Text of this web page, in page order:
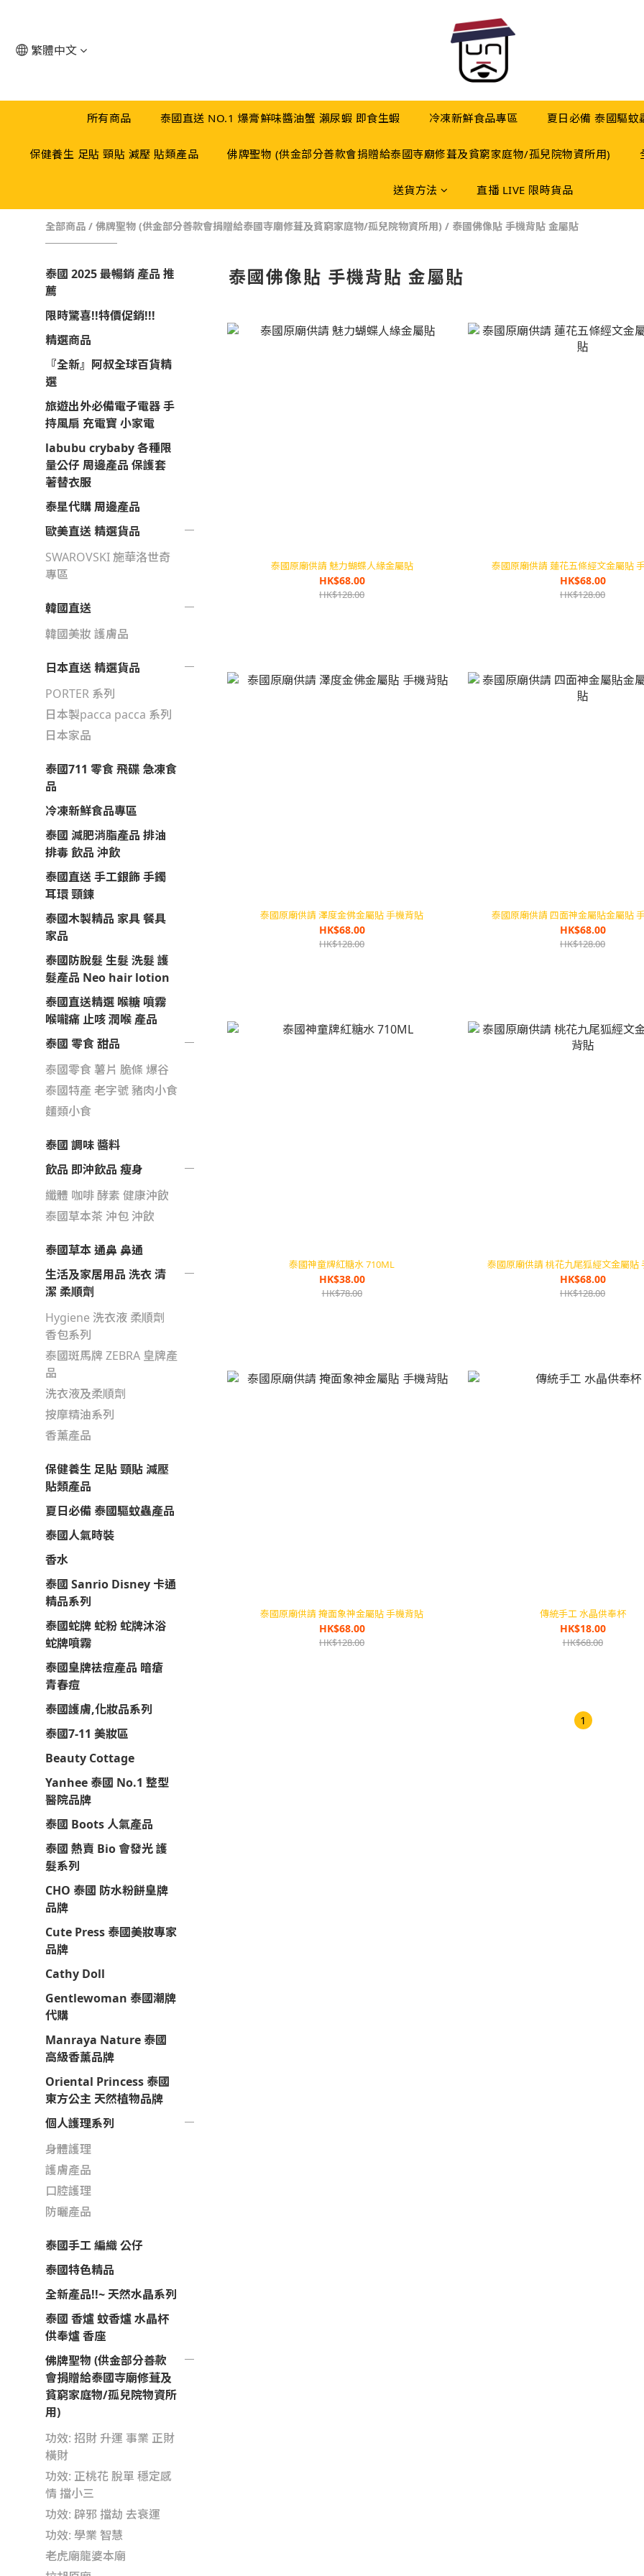
繁體中文
所有商品 泰國直送 NO.1 爆膏鮮味醬油蟹 瀨尿蝦 即食生蝦 冷凍新鮮食品專區 夏日必備 泰國驅蚊
保健養生 足貼 頸貼 減壓 貼類產品 佛牌聖物 (供金部分善款會捐贈給泰國寺廟修葺及貧窮家庭物/孤兒院物資所用)
送貨方法 直播 LIVE 限時貨品
全部商品 / 佛牌聖物 (供金部分善款會捐贈給泰國寺廟修葺及貧窮家庭物/孤兒院物資所用) / 泰國佛像貼 手機背貼 金屬貼
泰國 2025 最暢銷 產品 推
薦
限時驚喜!!特價促銷!!!
精選商品
『全新』阿叔全球百貨精
選
旅遊出外必備電子電器 手
持風扇 充電寶 小家電
labubu crybaby 各種限
量公仔 周邊產品 保護套
著替衣服
泰星代購 周邊產品
歐美直送 精選貨品
SWAROVSKI 施華洛世奇
專區
韓國直送
韓國美妝 護膚品
日本直送 精選貨品
PORTER 系列
日本製pacca pacca 系列
日本家品
泰國711 零食 飛碟 急凍食
品
冷凍新鮮食品專區
泰國 減肥消脂產品 排油
排毒 飲品 沖飲
泰國直送 手工銀飾 手鐲
耳環 頸鍊
泰國木製精品 家具 餐具
家品
泰國防脫髮 生髮 洗髮 護
髮產品 Neo hair lotion
泰國直送精選 喉糖 噴霧
喉嚨痛 止咳 潤喉 產品
泰國 零食 甜品
泰國零食 薯片 脆條 爆谷
泰國特產 老字號 豬肉小食
麵類小食
泰國 調味 醬料
飲品 即沖飲品 瘦身
纖體 咖啡 酵素 健康沖飲
泰國草本茶 沖包 沖飲
泰國草本 通鼻 鼻通
生活及家居用品 洗衣 清
潔 柔順劑
Hygiene 洗衣液 柔順劑
香包系列
泰國斑馬牌 ZEBRA 皇牌產
品
洗衣液及柔順劑
按摩精油系列
香薰產品
保健養生 足貼 頸貼 減壓
貼類產品
夏日必備 泰國驅蚊蟲產品
泰國人氣時裝
香水
泰國 Sanrio Disney 卡通
精品系列
泰國蛇牌 蛇粉 蛇牌沐浴
蛇牌噴霧
泰國皇牌袪痘產品 暗瘡
青春痘
泰國護膚,化妝品系列
泰國7-11 美妝區
Beauty Cottage
Yanhee 泰國 No.1 整型
醫院品牌
泰國 Boots 人氣產品
泰國 熱賣 Bio 會發光 護
髮系列
CHO 泰國 防水粉餅皇牌
品牌
Cute Press 泰國美妝專家
品牌
Cathy Doll
Gentlewoman 泰國潮牌
代購
Manraya Nature 泰國
高級香薰品牌
Oriental Princess 泰國
東方公主 天然植物品牌
個人護理系列
身體護理
護膚產品
口腔護理
防曬產品
泰國手工 編織 公仔
泰國特色精品
全新產品!!~ 天然水晶系列
泰國 香爐 蚊香爐 水晶杯
供奉爐 香座
佛牌聖物 (供金部分善款
會捐贈給泰國寺廟修葺及
貧窮家庭物/孤兒院物資所
用)
功效: 招財 升運 事業 正財
橫財
功效: 正桃花 脫單 穩定感
情 擋小三
功效: 辟邪 擋劫 去衰運
功效: 學業 智慧
老虎廟龍婆本廟
泰國佛像貼 手機背貼 金屬貼
泰國原廟供請 魅力蝴蝶人緣金屬貼
HK$68.00
HK$128.00
泰國原廟供請 蓮花五條經文金屬貼
HK$68.00
HK$128.00
泰國原廟供請 澤度金佛金屬貼 手機背貼
HK$68.00
HK$128.00
泰國原廟供請 四面神金屬貼金屬貼
HK$68.00
HK$128.00
泰國神童牌紅糖水 710ML
HK$38.00
HK$78.00
泰國原廟供請 桃花九尾狐經文金屬貼
HK$68.00
HK$128.00
泰國原廟供請 掩面象神金屬貼 手機背貼
HK$68.00
HK$128.00
傳統手工 水晶供奉杯
HK$18.00
HK$68.00
1